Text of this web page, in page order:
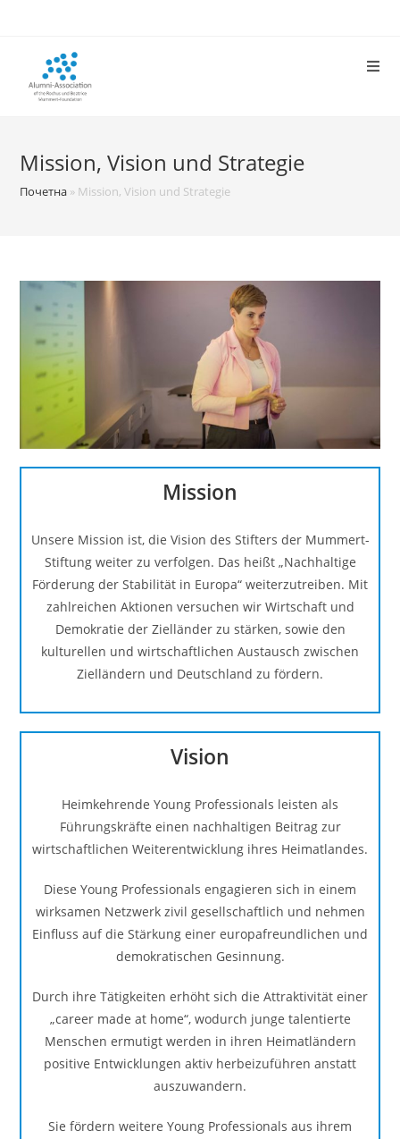
Mission, Vision und Strategie
Почетна » Mission, Vision und Strategie
Mission
Unsere Mission ist, die Vision des Stifters der Mummert-
Stiftung weiter zu verfolgen. Das heißt „Nachhaltige
Förderung der Stabilität in Europa“ weiterzutreiben. Mit
zahlreichen Aktionen versuchen wir Wirtschaft und
Demokratie der Zielländer zu stärken, sowie den
kulturellen und wirtschaftlichen Austausch zwischen
Zielländern und Deutschland zu fördern.
Vision
Heimkehrende Young Professionals leisten als
Führungskräfte einen nachhaltigen Beitrag zur
wirtschaftlichen Weiterentwicklung ihres Heimatlandes.
Diese Young Professionals engagieren sich in einem
wirksamen Netzwerk zivil gesellschaftlich und nehmen
Einfluss auf die Stärkung einer europafreundlichen und
demokratischen Gesinnung.
Durch ihre Tätigkeiten erhöht sich die Attraktivität einer
„career made at home“, wodurch junge talentierte
Menschen ermutigt werden in ihren Heimatländern
positive Entwicklungen aktiv herbeizuführen anstatt
auszuwandern.
Sie fördern weitere Young Professionals aus ihrem